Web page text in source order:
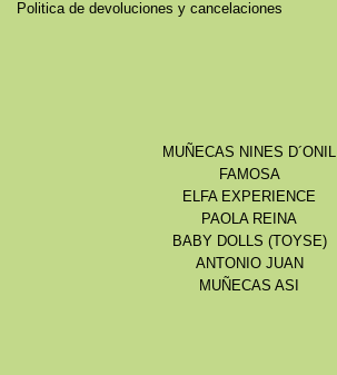
Politica de devoluciones y cancelaciones
MUÑECAS NINES D´ONIL
FAMOSA
ELFA EXPERIENCE
PAOLA REINA
BABY DOLLS (TOYSE)
ANTONIO JUAN
MUÑECAS ASI